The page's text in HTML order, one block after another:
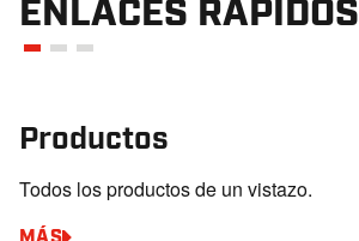
Productos
Todos los productos de un vistazo.
MÁS